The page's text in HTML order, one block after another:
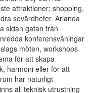
attraktioner; shopping,
sevärdheter. Arlanda
sidan gatan från
konferensvåningar
möten, workshops
för att skapa
harmoni eller för att
har naturligt
all teknisk utrustning